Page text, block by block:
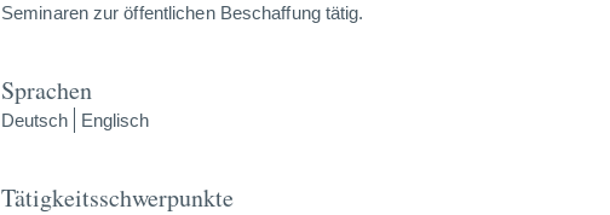
Seminaren zur öffentlichen Beschaffung tätig.
Sprachen
Deutsch Englisch
Tätigkeitsschwerpunkte